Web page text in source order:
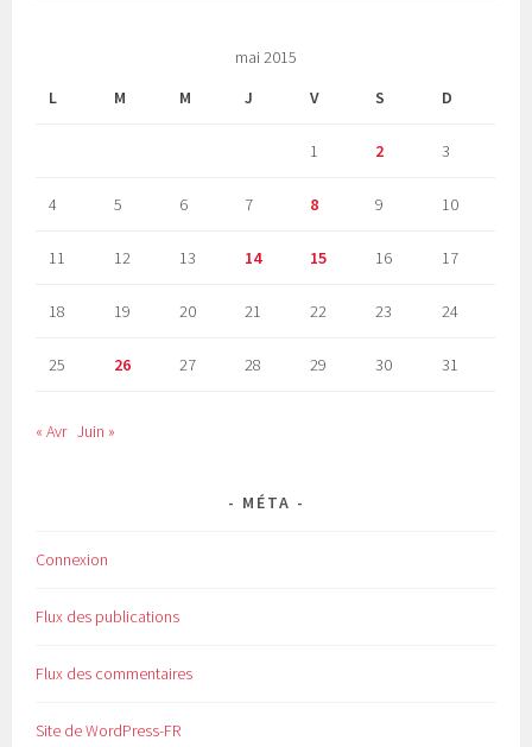
mai 2015
L
M M J V S D
1 2 3
4 5 6 7 8 9 10
11 12 13 14 15 16 17
18 19 20 21 22 23 24
25 26 27 28 29 30 31
« Avr Juin »
MÉTA
Connexion
Flux des publications
Flux des commentaires
Site de WordPress-FR